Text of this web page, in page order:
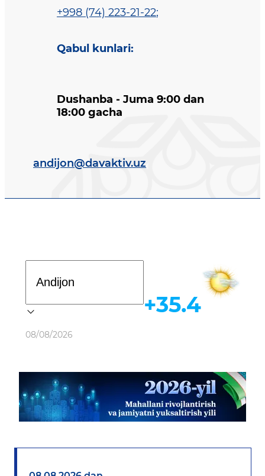
+998 (74) 223-21-22;
Qabul kunlari:
Dushanba - Juma 9:00 dan
18:00 gacha
andijon@davaktiv.uz
Ob-havo
08/08/2026
+35.4